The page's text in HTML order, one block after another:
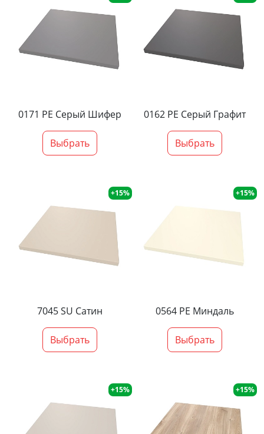
0171 PE Серый Шифер
Выбрать
0162 PE Серый Графит
Выбрать
+15%
7045 SU Сатин
Выбрать
+15%
0564 PE Миндаль
Выбрать
+15% +15%